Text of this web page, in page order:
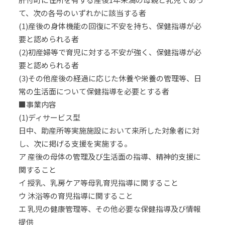
て、次の各号のいずれかに該当する者
(1)産後の身体機能の回復に不安を持ち、保健指導が必
要と認められる者
(2)初産婦等で育児に対する不安が強く、保健指導が必
要と認められる者
(3)その他産後の経過に応じた休養や栄養の管理等、日
常の生活面について保健指導を必要とする者
■事業内容
(1)ディサービス型
日中、助産所等実施施設において来所した対象者に対
し、次に掲げる支援を実施する。
ア 産後の母体の管理及び生活面の指導、精神的支援に
関すること
イ 授乳、乳房ケア等母乳育児指導に関すること
ウ 沐浴等の育児指導に関すること
エ 乳児の健康管理等、その他必要な保健指導及び情報
提供